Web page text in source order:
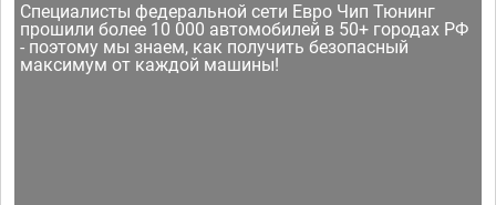
Специалисты федеральной сети Евро Чип Тюнинг
прошили более 10 000 автомобилей в 50+ городах РФ
- поэтому мы знаем, как получить безопасный
максимум от каждой машины!